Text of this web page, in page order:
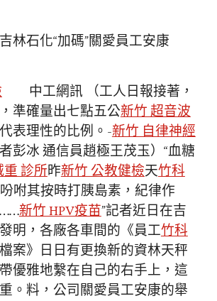
石化“加碼”關愛員工安康
中工網訊 （工人日報接著，
準確量出七點五公新竹 超音波
表理性的比例。-新竹 自律神經
彭冰 通信員趙極王茂玉）“血糖
重 診所昨新竹 公教健檢天竹科
咐其按時打胰島素，紀律作
……新竹 HPV疫苗”記者近日在吉
明，各廠各車間的《員工竹科
案》日日有更換新的資林天秤
優雅地繫在自己的右手上，這
。料，公司關愛員工安康的舉